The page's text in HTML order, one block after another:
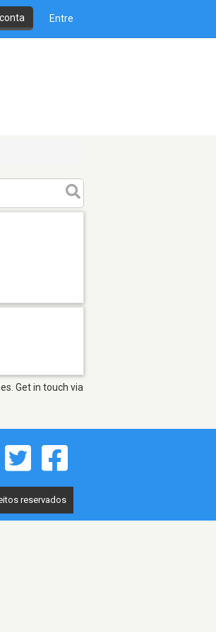
Entre
Get in touch via
reservados